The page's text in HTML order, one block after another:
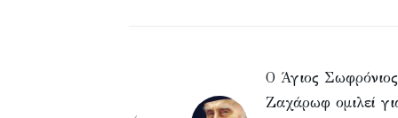
Ο Άγιος Σωφρόνιος
Ζαχάρωφ ομιλεί